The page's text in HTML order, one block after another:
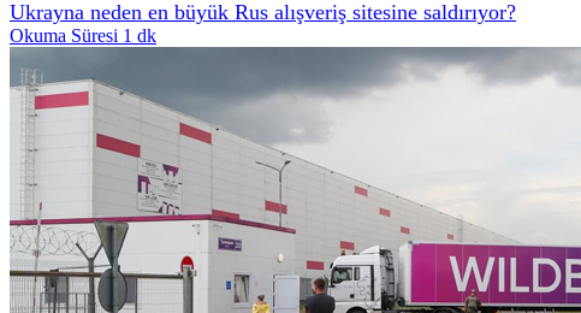
Ukrayna neden en büyük Rus alışveriş sitesine saldırıyor?
Okuma Süresi 1 dk